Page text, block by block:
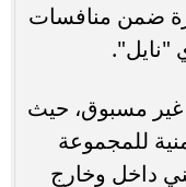
ضمن منافسات
"نايل".
غير مسبوق، حيث
للمجموعة
داخل وخارج